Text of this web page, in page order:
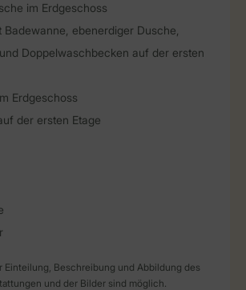
im Erdgeschoss
Badewanne, ebenerdiger Dusche,
Doppelwaschbecken auf der ersten
Erdgeschoss
der ersten Etage
Einteilung, Beschreibung und Abbildung des
und der Bilder sind möglich.